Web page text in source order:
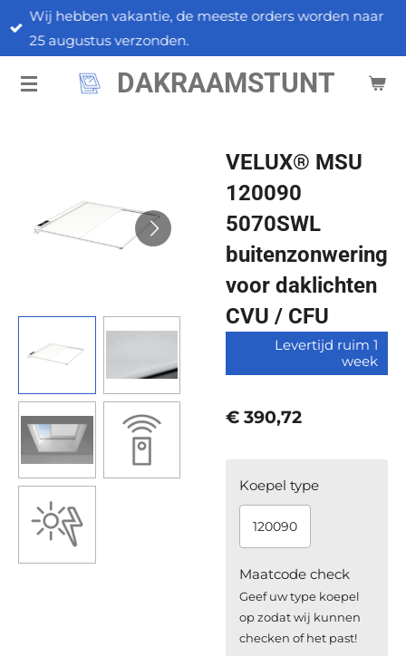
Ga
direct
de
DAKRAAMSTUNT
naar
Langere levertijden bij VELUX i.v.m.
VELUX® MSU
120090
5070SWL
buitenzonwering
voor daklichten
CVU / CFU
Levertijd ruim 1
week
€ 390,72
Koepel type
120090
Maatcode check
Geef uw type koepel
op zodat wij kunnen
checken of het past!